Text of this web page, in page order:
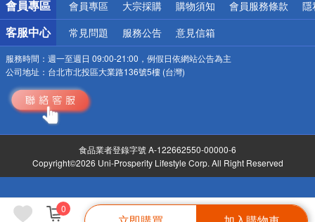
0
會員專區 會員專區 大宗採購 購物須知 會員服務條款 隱
客服中心 常見問題 服務公告 意見信箱
服務時間： 週一至週日 09:00-21:00，例假日依網站公告為主
公司地址： 台北市北投區大業路136號5樓 (台灣)
食品業者登錄字號 A-122662550-00000-6
Copyright©2026 Uni-Prosperity Lifestyle Corp. All Right Reserved